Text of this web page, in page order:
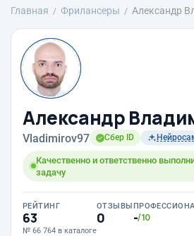
Главная Фрилансеры Александр
Александр
Vladimirov97 Сбер ID
Качественно и ответственно
задачу
РЕЙТИНГ
63
№ 66 764 в каталоге
ОТЗЫВЫ
0 -/10